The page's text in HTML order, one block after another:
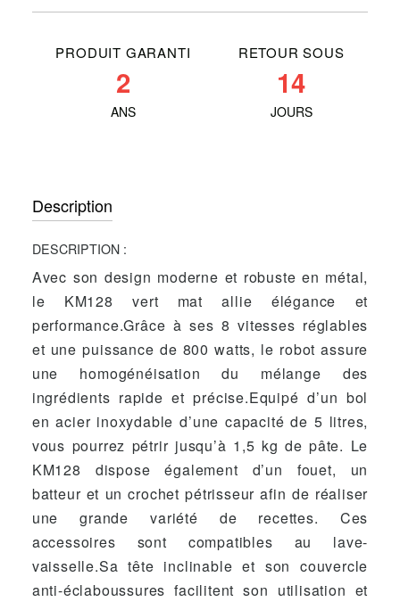
PRODUIT GARANTI
2
ANS
RETOUR SOUS
14
JOURS
Description
DESCRIPTION :
Avec son design moderne et robuste en métal,
le KM128 vert mat allie élégance et
performance.Grâce à ses 8 vitesses réglables
et une puissance de 800 watts, le robot assure
une homogénéisation du mélange des
ingrédients rapide et précise.Equipé d’un bol
en acier inoxydable d’une capacité de 5 litres,
vous pourrez pétrir jusqu’à 1,5 kg de pâte. Le
KM128 dispose également d’un fouet, un
batteur et un crochet pétrisseur afin de réaliser
une grande variété de recettes. Ces
accessoires sont compatibles au lave-
vaisselle.Sa tête inclinable et son couvercle
anti-éclaboussures facilitent son utilisation et